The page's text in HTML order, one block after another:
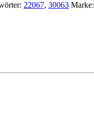
22067, 30063 Marke: